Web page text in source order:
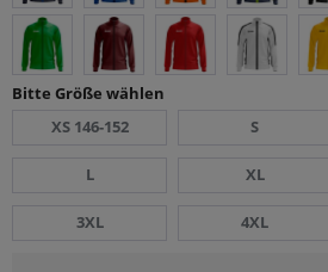
Bitte Größe wählen
XS 146-152
S
L XL
3XL 4XL